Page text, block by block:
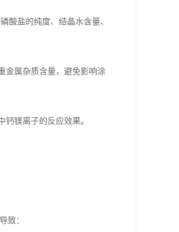
酸盐的纯度、结晶水含量、
金属杂质含量，避免影响涂
镁离子的反应效果。
致：